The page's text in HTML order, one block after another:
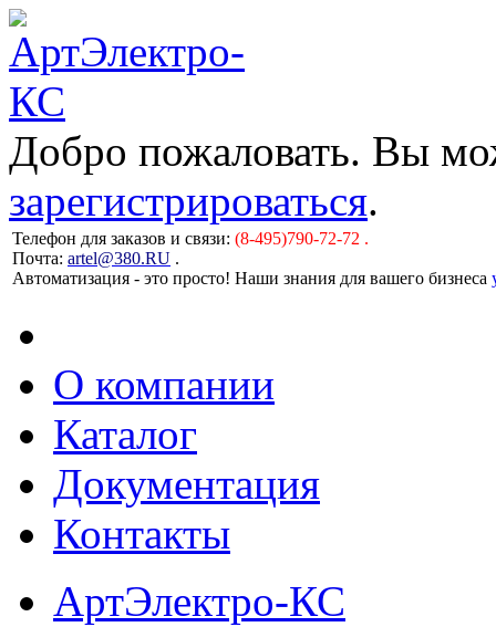
Добро пожаловать. Вы
зарегистрироваться.
Телефон для заказов и связи: (8-495)790-72-72 .
Почта: artel@380.RU .
Автоматизация - это просто! Наши знания для вашего бизнеса
О компании
Каталог
Документация
Контакты
АртЭлектро-КС